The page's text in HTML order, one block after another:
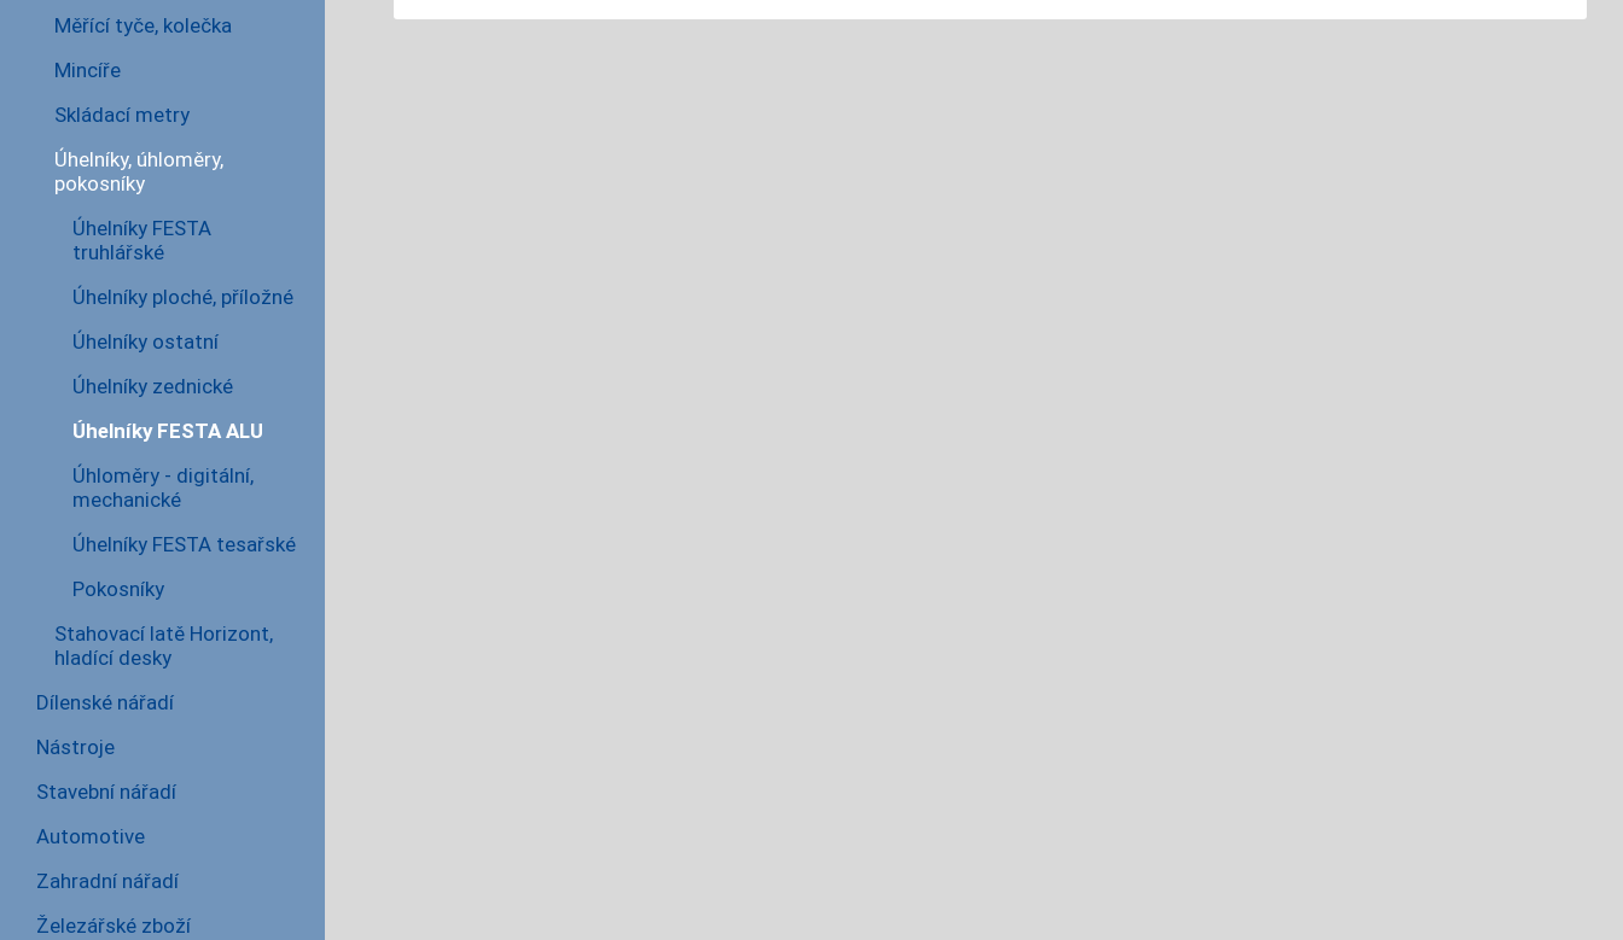
Měřící tyče, kolečka
Mincíře
Skládací metry
Úhelníky, úhloměry,
pokosníky
Úhelníky FESTA
truhlářské
Úhelníky ploché, příložné
Úhelníky ostatní
Úhelníky zednické
Úhelníky FESTA ALU
Úhloměry - digitální,
mechanické
Úhelníky FESTA tesařské
Pokosníky
Stahovací latě Horizont,
hladící desky
Dílenské nářadí
Nástroje
Stavební nářadí
Automotive
Zahradní nářadí
Železářské zboží